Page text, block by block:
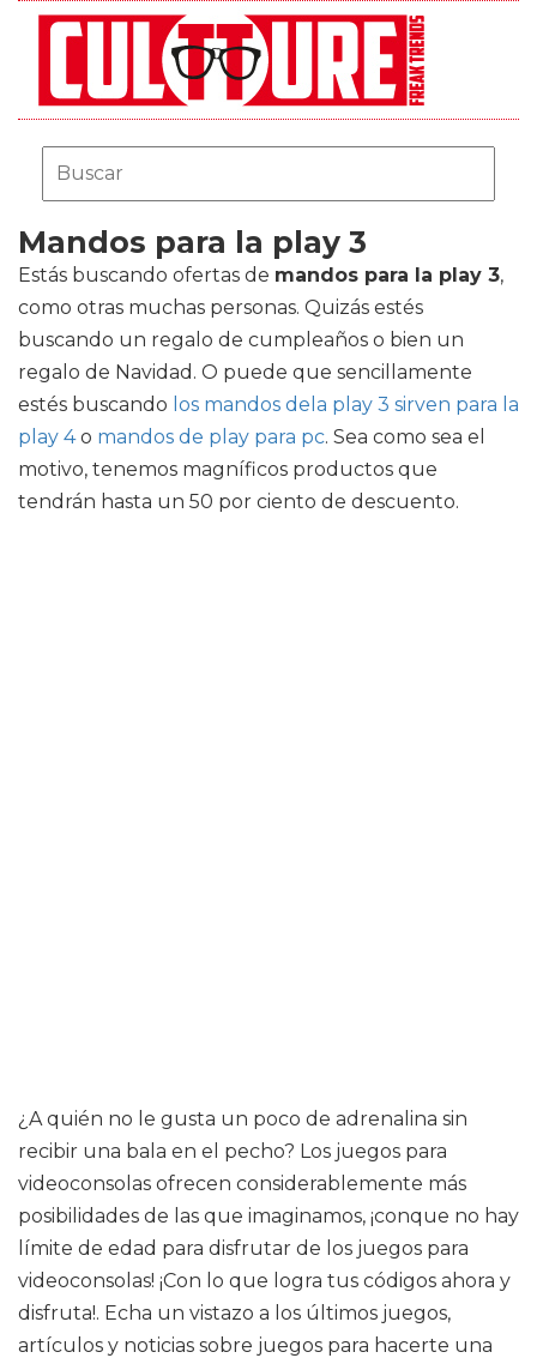
Mandos para la play 3
Estás buscando ofertas de mandos para la play 3,
como otras muchas personas. Quizás estés
buscando un regalo de cumpleaños o bien un
regalo de Navidad. O puede que sencillamente
estés buscando los mandos dela play 3 sirven para la
play 4o mandos de play para pc. Sea como sea el
motivo, tenemos magníficos productos que
tendrán hasta un 50 por ciento de descuento.
¿A quién no le gusta un poco de adrenalina sin
recibir una bala en el pecho? Los juegos para
videoconsolas ofrecen considerablemente más
posibilidades de las que imaginamos, ¡conque no hay
límite de edad para disfrutar de los juegos para
videoconsolas! ¡Con lo que logra tus códigos ahora y
disfruta!. Echa un vistazo a los últimos juegos,
artículos y noticias sobre juegos para hacerte una